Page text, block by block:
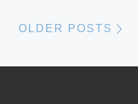
OLDER POSTS